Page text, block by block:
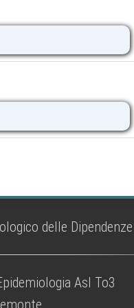
delle Dipendenze
Asl To3